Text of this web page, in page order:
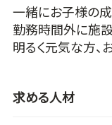
一緒にお子様の成
勤務時間外に施
明るく元気な方、
求める人材